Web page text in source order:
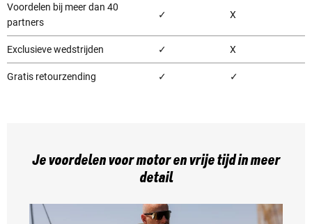
Voordelen bij meer dan 40
partners
✓ X
Exclusieve wedstrijden ✓ X
Gratis retourzending ✓ ✓
Je voordelen voor motor en vrije tijd in meer
detail